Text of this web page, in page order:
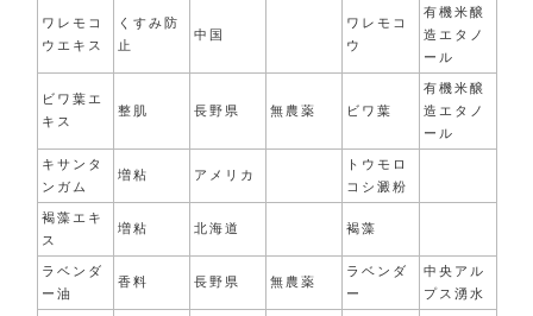
ワレモコ
ウエキス
くすみ防
止
中国
ワレモコ
ウ
有機米醸
造エタノ
ール
ビワ葉エ
キス
整肌 長野県 無農薬 ビワ葉
有機米醸
造エタノ
ール
キサンタ
ンガム
増粘 アメリカ
トウモロ
コシ澱粉
褐藻エキ
ス
増粘 北海道 褐藻
ラベンダ
ー油
香料 長野県 無農薬
ラベンダ
ー
中央アル
プス湧水